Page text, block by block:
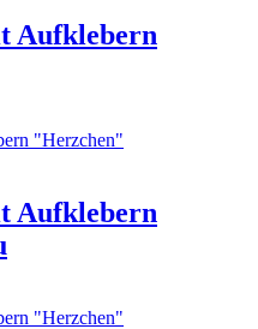
Aufklebern
Aufklebern